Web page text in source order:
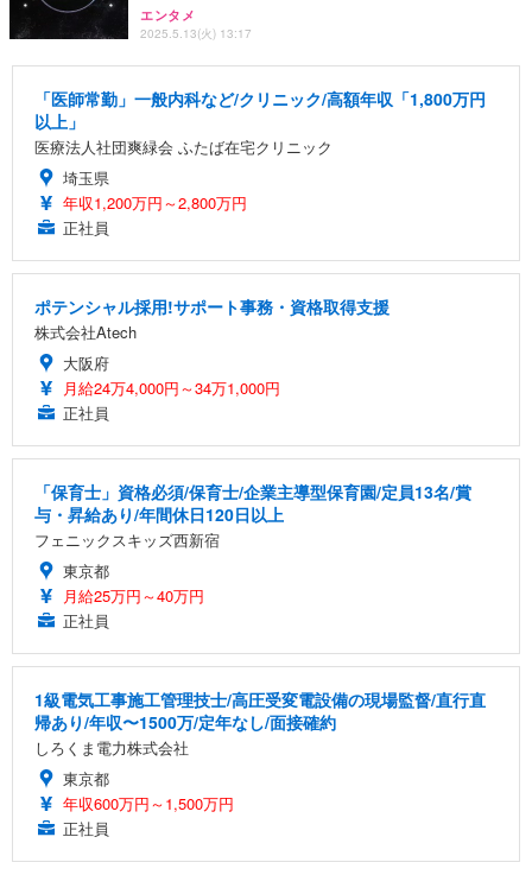
エンタメ
2025.5.13(火) 13:17
「医師常勤」一般内科など/クリニック/高額年収「1,800万円
以上」
医療法人社団爽緑会 ふたば在宅クリニック
埼玉県
年収1,200万円～2,800万円
正社員
ポテンシャル採用!サポート事務・資格取得支援
株式会社Atech
大阪府
月給24万4,000円～34万1,000円
正社員
「保育士」資格必須/保育士/企業主導型保育園/定員13名/賞
与・昇給あり/年間休日120日以上
フェニックスキッズ西新宿
東京都
月給25万円～40万円
正社員
1級電気工事施工管理技士/高圧受変電設備の現場監督/直行直
帰あり/年収〜1500万/定年なし/面接確約
しろくま電力株式会社
東京都
年収600万円～1,500万円
正社員